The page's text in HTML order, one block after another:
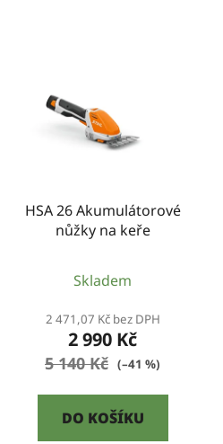
HSA 26 Akumulátorové
nůžky na keře
Skladem
2 471,07 Kč bez DPH
2 990 Kč
5 140 Kč (–41 %)
DO KOŠÍKU